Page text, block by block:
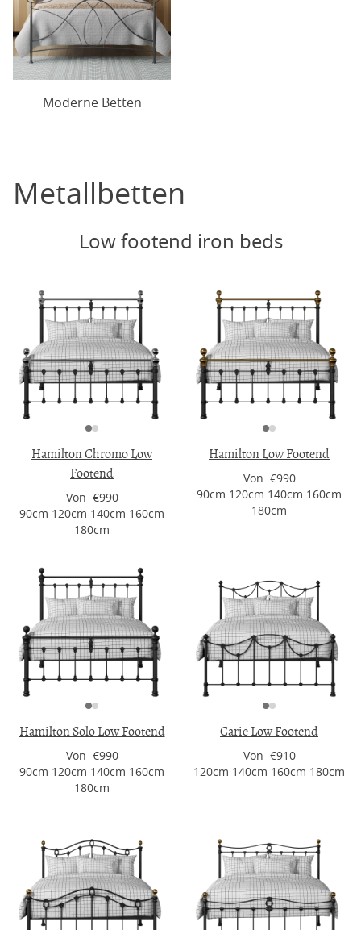
Moderne Betten
Metallbetten
Low footend iron beds
Hamilton Chromo Low
Footend
Von €990
90cm 120cm 140cm 160cm
180cm
Hamilton Low Footend
Von €990
90cm 120cm 140cm 160cm
180cm
Hamilton Solo Low Footend
Von €990
90cm 120cm 140cm 160cm
180cm
Carie Low Footend
Von €910
120cm 140cm 160cm 180cm